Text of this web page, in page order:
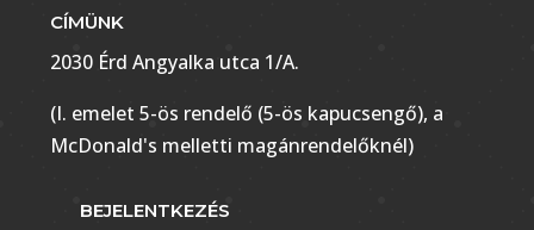
CÍMÜNK
2030 Érd Angyalka utca 1/A.
(I. emelet 5-ös rendelő (5-ös kapucsengő), a
McDonald's melletti magánrendelőknél)
BEJELENTKEZÉS